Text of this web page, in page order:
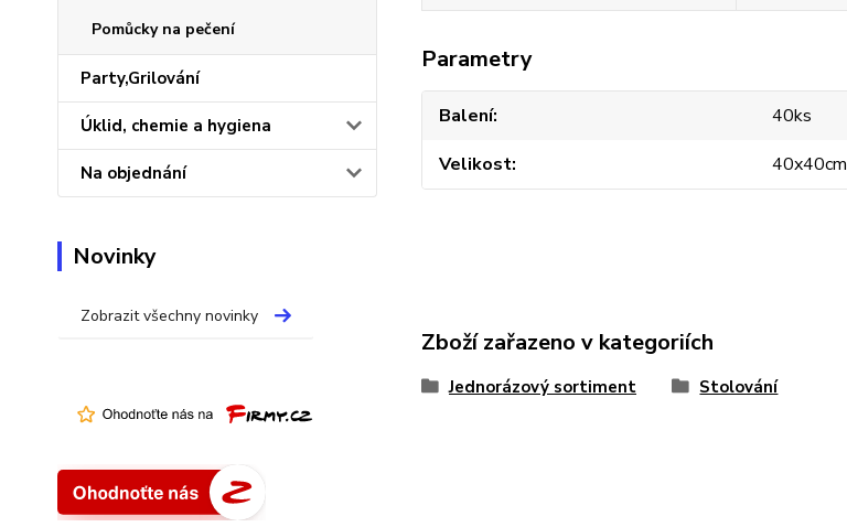
Pomůcky na pečení
Party,Grilování
Úklid, chemie a hygiena
Na objednání
Novinky
Zobrazit všechny novinky
Parametry
Balení
40ks
Velikost
40x40cm
Zboží zařazeno v kategoriích
Jednorázový sortiment Stolování